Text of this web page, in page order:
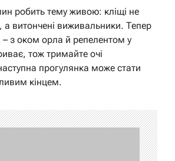
робить тему живою: кліщі не
а витончені виживальники. Тепер
– з оком орла й репелентом у
тож тримайте очі
прогулянка може стати
кінцем.